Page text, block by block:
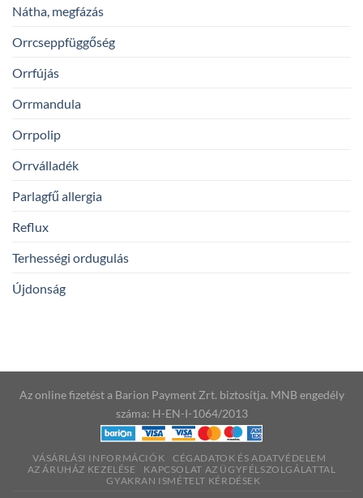
Nátha, megfázás
Orrcseppfüggőség
Orrfújás
Orrmandula
Orrpolip
Orrválladék
Parlagfű allergia
Reflux
Terhességi ordugulás
Újdonság
Az online fizetést a Barion Payment Zrt. biztosítja. MNB engedély
száma: H-EN-I-1064/2013
VÁSÁRLÁSI INFORMÁCIÓK
CÉGADATOK ÉS ADATVÉDELEM
AZ ÁRUHÁZ KEZELÉSE
KAPCSOLAT AZ ÜGYFÉLSZOLGÁLATTAL
GYAKRAN ISMÉTELT KÉRDÉSEK